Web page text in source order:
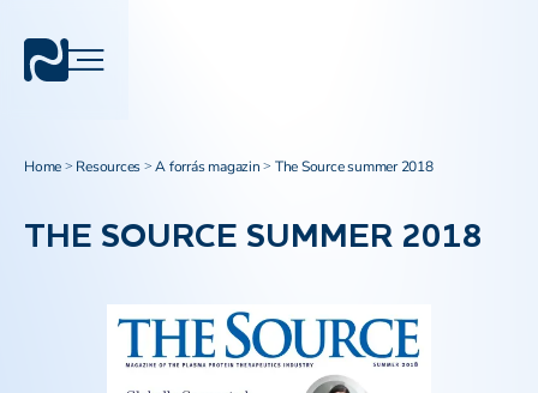
Home > Resources >A forrás magazin > The Source summer 2018
THE SOURCE SUMMER 2018